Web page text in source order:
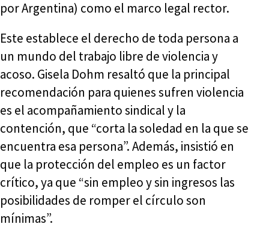
por Argentina) como el marco legal rector.
Este establece el derecho de toda persona a
un mundo del trabajo libre de violencia y
acoso. Gisela Dohm resaltó que la principal
recomendación para quienes sufren violencia
es el acompañamiento sindical y la
contención, que “corta la soledad en la que se
encuentra esa persona”. Además, insistió en
que la protección del empleo es un factor
crítico, ya que “sin empleo y sin ingresos las
posibilidades de romper el círculo son
mínimas”.